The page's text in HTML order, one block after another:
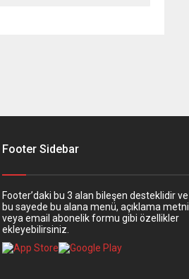
Footer Sidebar
Footer’daki bu 3 alan bileşen desteklidir ve
bu sayede bu alana menü, açıklama metni
veya email abonelik formu gibi özellikler
ekleyebilirsiniz.